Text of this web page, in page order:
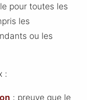
pour toutes les
les
ou les
:
: preuve que le